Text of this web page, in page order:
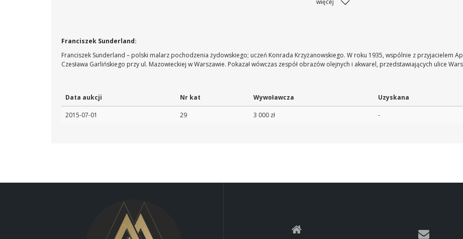
więcej
Franciszek Sunderland:
Franciszek Sunderland – polski malarz pochodzenia żydowskiego; uczeń Konrada Krzyżanowskiego. W roku 1935, wspólnie z przyjacielem
Czesława Garlińskiego przy ul. Mazowieckiej w Warszawie. Pokazał wówczas zespół obrazów olejnych i akwarel, przedstawiających ulice
Data aukcji Nr kat Wywoławcza Uzyskana
2015-07-01 29 3 000 zł -